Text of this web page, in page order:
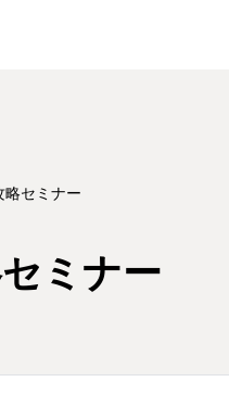
略セミナー
ミナー